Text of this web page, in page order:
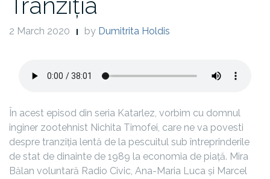
2 March 2020 by Dumitrita Holdis
În acest episod din seria Katarlez, vorbim cu domnul
inginer zootehnist Nichita Timofei, care ne va povesti
despre tranziția lentă de la pescuitul sub întreprinderile
de stat de dinainte de 1989 la economia de piață. Mira
Bălan voluntară Radio Civic, Ana-Maria Luca și Marcel